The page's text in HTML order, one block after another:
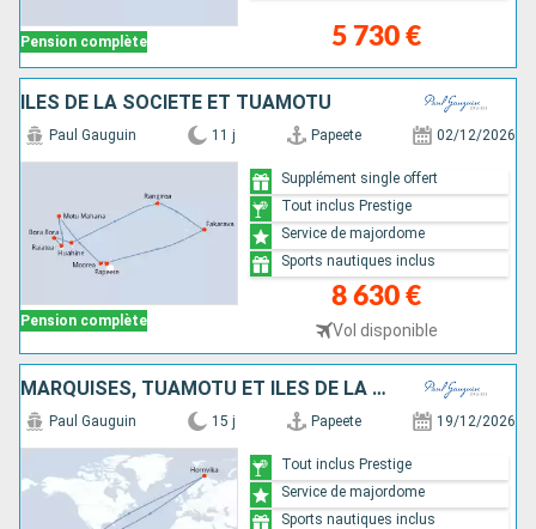
Pension complète 5 730 €
ÎLES DE LA SOCIÉTÉ ET TUAMOTU
Pension complète
Paul Gauguin 11 j Papeete 02/12/2026
8 630 €
Vol disponible
Supplément single offert
Tout inclus Prestige
Service de majordome
Sports nautiques inclus
MARQUISES, TUAMOTU ET ÎLES DE LA SOCIÉTÉ
Paul Gauguin 15 j Papeete 19/12/2026
Tout inclus Prestige
Service de majordome
Sports nautiques inclus